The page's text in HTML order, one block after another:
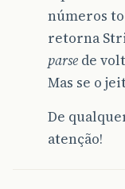
números
retorna
parse de
Mas se o
De
atenção!